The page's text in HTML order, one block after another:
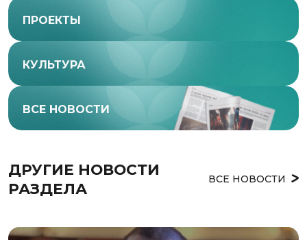
ПРОЕКТЫ
КУЛЬТУРА
ВСЕ НОВОСТИ
ДРУГИЕ НОВОСТИ
РАЗДЕЛА
ВСЕ НОВОСТИ